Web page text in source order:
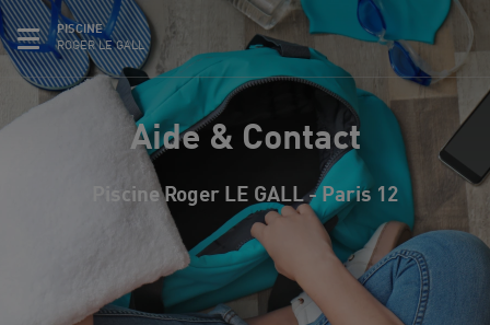
PISCINE
ROGER LE GALL
Aide & Contact
Piscine Roger LE GALL - Paris 12